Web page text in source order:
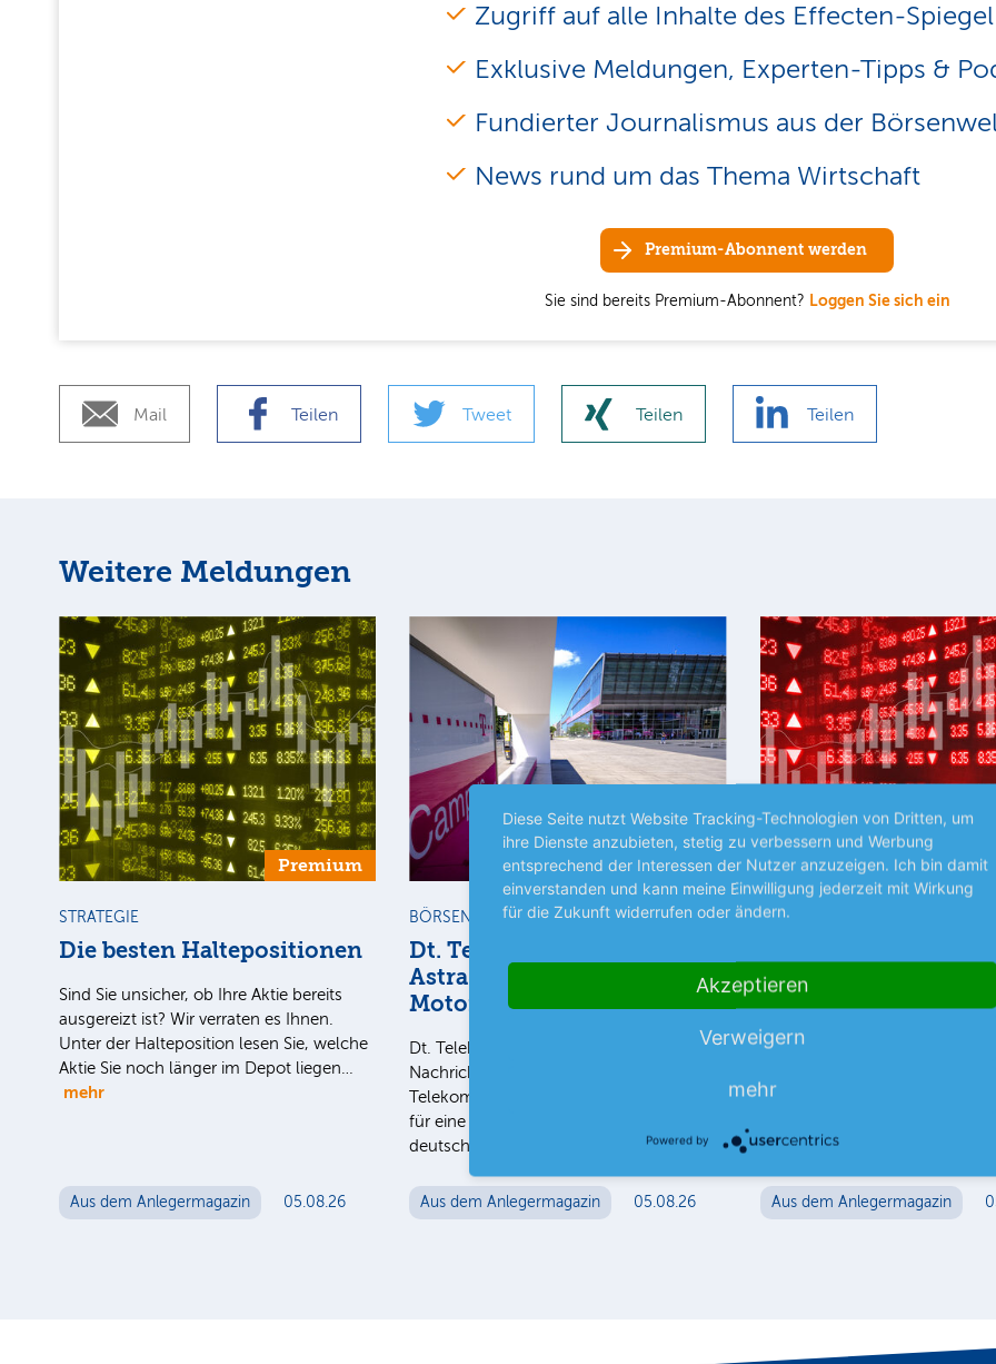
Zugriff auf alle Inhalte des Effecten-Spiegel
Exklusive Meldungen, Experten-Tipps &
Fundierter Journalismus aus der
News rund um das Thema Wirtschaft
Premium-Abonnent werden
Sie sind bereits Premium-Abonnent? Loggen Sie sich ein
Mail Teilen Tweet Teilen Teilen
Weitere Meldungen
Premium
STRATEGIE
Die besten Haltepositionen
Sind Sie unsicher, ob Ihre Aktie bereits
ausgereizt ist? Wir verraten es Ihnen.
Unter der Halteposition lesen Sie, welche
Aktie Sie noch länger im Depot liegen…
mehr
Aus dem Anlegermagazin 05.08.26
Premium
BÖRSENGERÜCHTE
Dt. Telekom +++
AstraZeneca +++ Steyr
Motors
Dt. Telekom Laut dem US-
Nachrichtenportals Semafor, soll die US-
Telekom-Tochter T-Mobile US die Pläne
für eine mögliche Fusion mit der
deutschen Mutter nicht…
mehr
Aus dem Anlegermagazin 05.08.26
STRATEGIE
Verkaufspositionen
Sind Sie unsicher, ob Ihre Aktie
ausgereizt ist? Wir verraten es
Unter der Halteposition lesen
Aktie Sie noch länger im Depot
Aus dem Anlegermagazin
Diese Seite nutzt Website Tracking-Technologien von Dritten, um
ihre Dienste anzubieten, stetig zu verbessern und Werbung
entsprechend der Interessen der Nutzer anzuzeigen. Ich bin damit
einverstanden und kann meine Einwilligung jederzeit mit Wirkung
für die Zukunft widerrufen oder ändern.
Akzeptieren
Verweigern
mehr
Powered by